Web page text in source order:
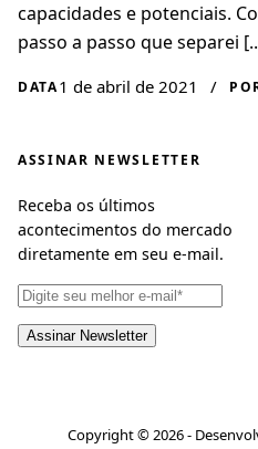
capacidades e potenciais.
passo a passo que separei
DATA1 de abril de 2021 /
ASSINAR NEWSLETTER
Receba os últimos
acontecimentos do mercado
diretamente em seu e-mail.
Copyright © 2026 -